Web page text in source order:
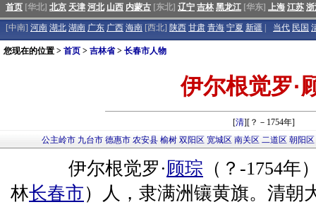
首页 [华北] 北京 天津 河北 山西 内蒙古 [东北] 辽宁 吉林 黑龙江 [华东] 上海 江苏
[中南] 河南 湖北 湖南 广东 广西 海南 [西北] 陕西 甘肃 青海 宁夏 新疆 当代 民国
您现在的位置 > 首页 > 吉林省> 长春市人物
伊尔根觉罗·
[清][？－1754年]
公主岭市 九台市 德惠市 农安县 榆树 双阳区 宽城区 南关区 二道区 朝阳区
伊尔根觉罗·顾琮 （？-1754
林长春市）人，隶满洲镶黄旗。清朝